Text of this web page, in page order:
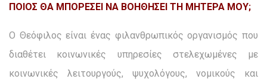
ΠΟΙΟΣ ΘΑ ΜΠΟΡΕΣΕΙ ΝΑ ΒΟΗΘΗΣΕΙ ΤΗ ΜΗΤΕΡΑ ΜΟΥ;
Ο Θεόφιλος είναι ένας φιλανθρωπικός οργανισμός που
διαθέτει κοινωνικές υπηρεσίες στελεχωμένες με
κοινωνικές λειτουργούς, ψυχολόγους, νομικούς και